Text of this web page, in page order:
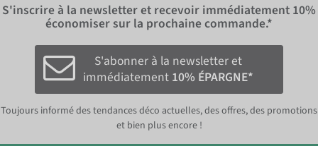
S'inscrire à la newsletter et recevoir immédiatement 10%
économiser sur la prochaine commande.*
S'abonner à la newsletter et
immédiatement 10% ÉPARGNE*
Toujours informé des tendances déco actuelles, des offres, des promotions
et bien plus encore !